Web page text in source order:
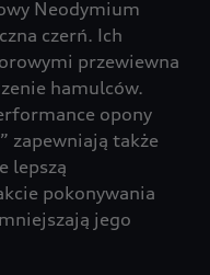
Neodymium
czerń. Ich
przewiewna
hamulców.
opony
zapewniają także
lepszą
pokonywania
jego